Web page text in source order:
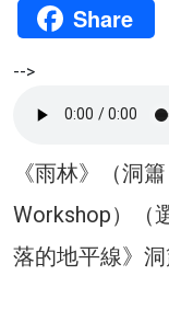
Share
-->
《雨林》（洞
Workshop）（
落的地平線》洞